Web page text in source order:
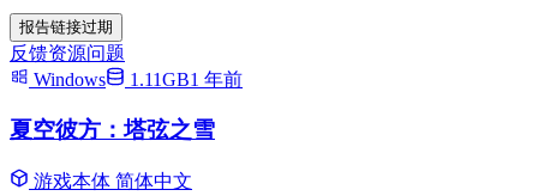
报告链接过期
反馈资源问题
Windows
1.11GB1 年前
夏空彼方：塔弦之雪
游戏本体 简体中文